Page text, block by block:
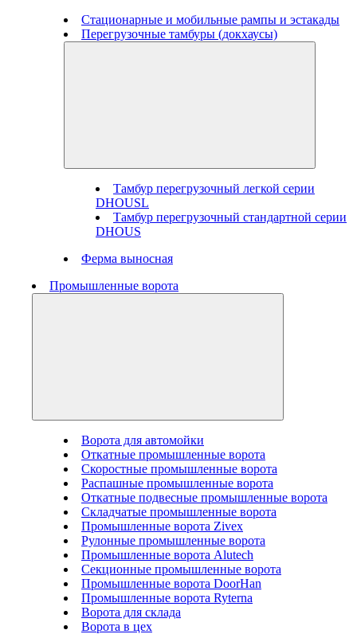
Стационарные и мобильные рампы и эстакады
Перегрузочные тамбуры (докхаусы)
Тамбур перегрузочный легкой серии
DHOUSL
Тамбур перегрузочный стандартной серии
DHOUS
Ферма выносная
Промышленные ворота
Ворота для автомойки
Откатные промышленные ворота
Скоростные промышленные ворота
Распашные промышленные ворота
Откатные подвесные промышленные ворота
Складчатые промышленные ворота
Промышленные ворота Zivex
Рулонные промышленные ворота
Промышленные ворота Alutech
Секционные промышленные ворота
Промышленные ворота DoorHan
Промышленные ворота Ryterna
Ворота для склада
Ворота в цех